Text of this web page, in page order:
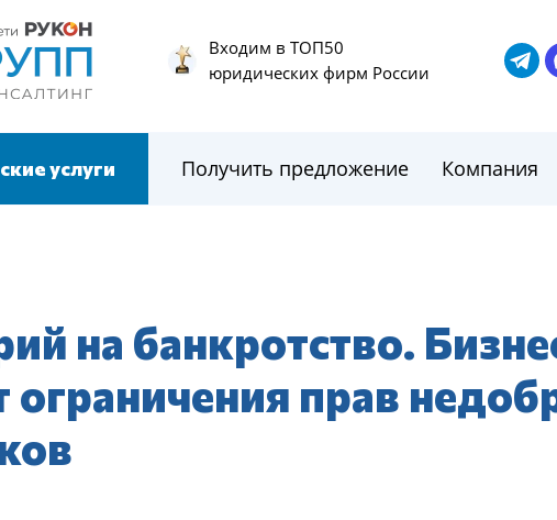
Входим в ТОП50
юридических фирм России
услуги Получить предложение Компания
на банкротство.
прав